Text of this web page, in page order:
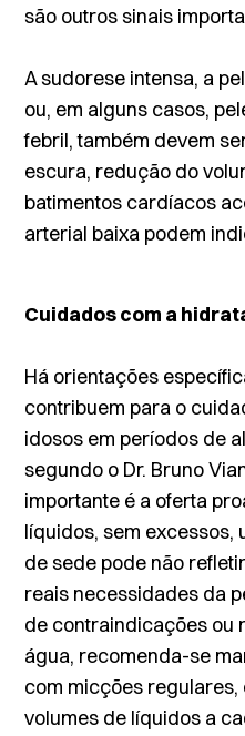
são outros sinais
A sudorese intensa, a
ou, em alguns casos,
febril, também devem
escura, redução do
batimentos cardíacos
arterial baixa podem
Cuidados com a
Há orientações
contribuem para o
idosos em períodos de
segundo o Dr. Bruno
importante é a oferta
líquidos, sem excessos,
de sede pode não
reais necessidades da
de contraindicações ou
água, recomenda-se
com micções
volumes de líquidos a